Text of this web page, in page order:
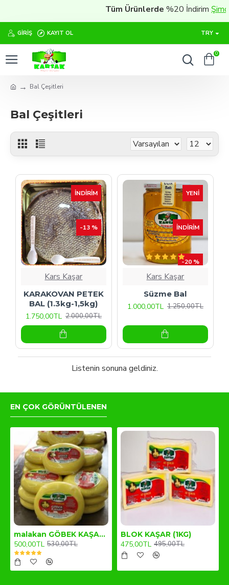
Tüm Ürünlerde%20 İndirimŞimdi
GIRIŞ KAYIT OL TRY
0
Bal Çeşitleri
Bal Çeşitleri
İNDIRIM
-13 %
Kars Kaşar
KARAKOVAN PETEK
BAL (1.3kg-1,5kg)
1.750,00TL 2.000,00TL
YENI
İNDIRIM
-20 %
Kars Kaşar
Süzme Bal
1.000,00TL 1.250,00TL
Listenin sonuna geldiniz.
EN ÇOK GÖRÜNTÜLENEN
malakan GÖBEK KAŞAR (1KG)
500,00TL 530,00TL
BLOK KAŞAR (1KG)
475,00TL 495,00TL